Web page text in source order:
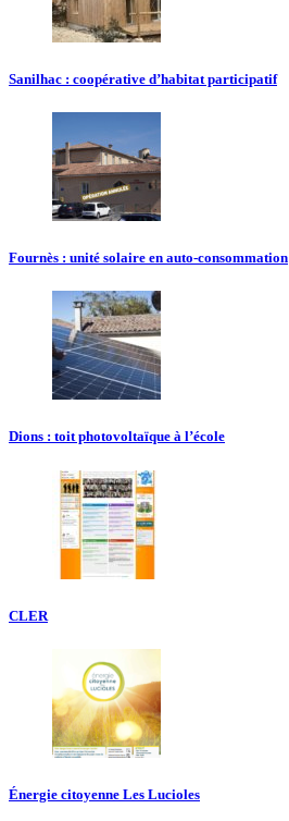
Sanilhac : coopérative d’habitat participatif
Fournès : unité solaire en auto-consommation
Dions : toit photovoltaïque à l’école
CLER
Énergie citoyenne Les Lucioles